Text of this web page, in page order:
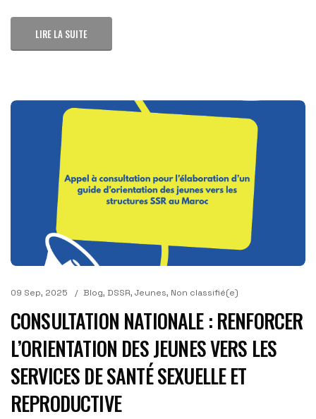
LIRE LA SUITE
09 Sep, 2025 Blog, DSSR, Jeunes, Non classifié(e)
CONSULTATION NATIONALE : RENFORCER
L’ORIENTATION DES JEUNES VERS LES
SERVICES DE SANTÉ SEXUELLE ET
REPRODUCTIVE